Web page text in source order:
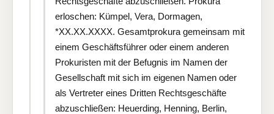
erloschen: Kümpel, Vera, Dormagen,
*XX.XX.XXXX. Gesamtprokura gemeinsam mit
einem Geschäftsführer oder einem anderen
Prokuristen mit der Befugnis im Namen der
Gesellschaft mit sich im eigenen Namen oder
als Vertreter eines Dritten Rechtsgeschäfte
abzuschließen: Heuerding, Henning, Berlin,